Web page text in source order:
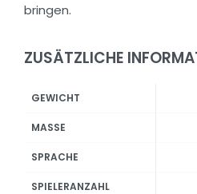
bringen.
ZUSÄTZLICHE
GEWICHT
MASSE
SPRACHE
SPIELERANZAHL